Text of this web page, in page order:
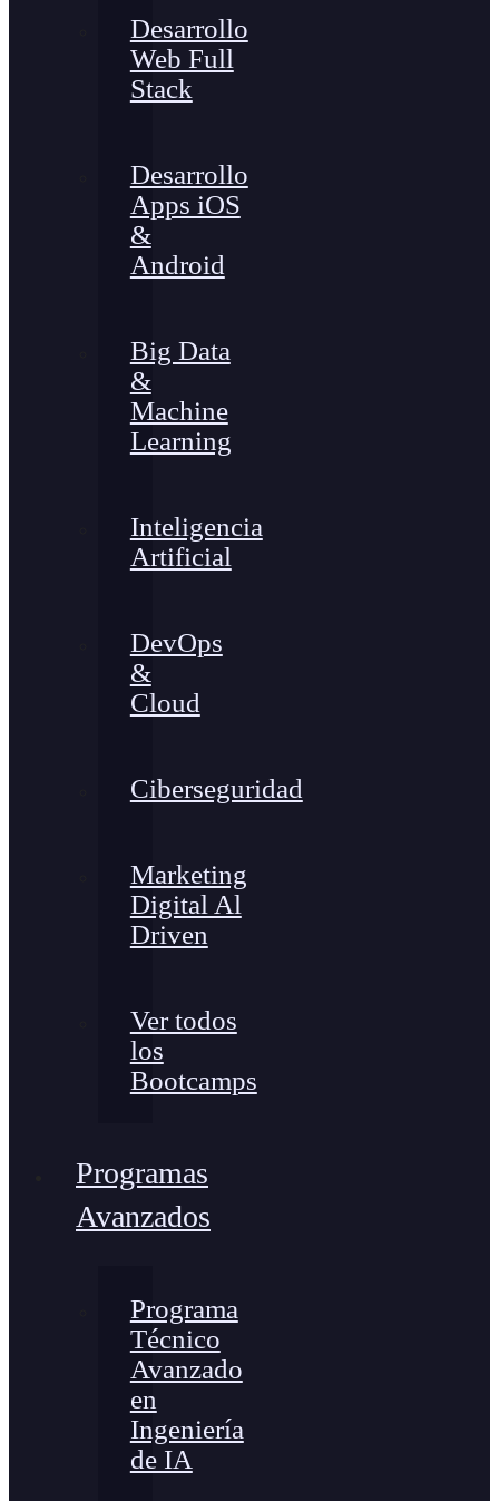
Desarrollo
Web Full
Stack
Desarrollo
Apps iOS
&
Android
Big Data
&
Machine
Learning
Inteligencia
Artificial
DevOps
&
Cloud
Ciberseguridad
Marketing
Digital Al
Driven
Ver todos
los
Bootcamps
Programas
Avanzados
Programa
Técnico
Avanzado
en
Ingeniería
de IA